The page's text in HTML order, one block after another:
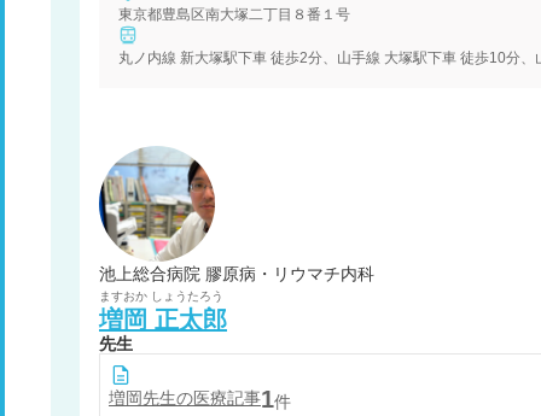
東京都豊島区南大塚二丁目８番１号
丸ノ内線 新大塚駅下車 徒歩2分、山手線 大塚駅下車 徒歩10分
池上総合病院 膠原病・リウマチ内科
ますおか しょうたろう
増岡 正太郎
先生
増岡先生の医療記事1件